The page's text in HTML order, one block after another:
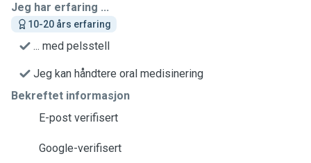
Jeg har erfaring ...
10-20 års erfaring
... med pelsstell
Jeg kan håndtere oral medisinering
Bekreftet informasjon
E-post verifisert
Google-verifisert